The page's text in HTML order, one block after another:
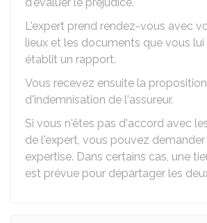
L'expert prend rendez-vous avec
lieux et les documents que vous lui
établit un rapport.
Vous recevez ensuite la proposition
d'indemnisation de l'assureur.
Si vous n'êtes pas d'accord avec
de l'expert, vous pouvez
expertise. Dans certains cas, une
est prévue pour départager les